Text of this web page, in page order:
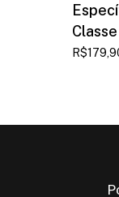
R$